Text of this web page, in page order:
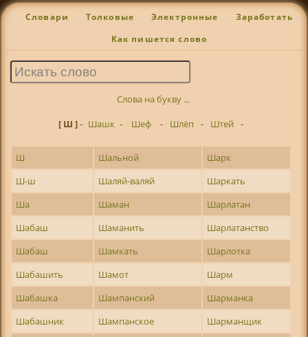
Словари Толковые Электронные Заработать
Как пишется слово
Слова на букву ...
[ Ш ]- Шашк - Шеф - Шлёп - Штей -
Ш Шальной
Шарк
Ш-ш
Шаляй-валяй
Шаркать
Ша
Шаман
Шарлатан
Шабаш
Шаманить
Шарлатанство
Шабаш
Шамкать
Шарлотка
Шабашить
Шамот
Шарм
Шабашка
Шампанский
Шарманка
Шабашник
Шампанское
Шарманщик